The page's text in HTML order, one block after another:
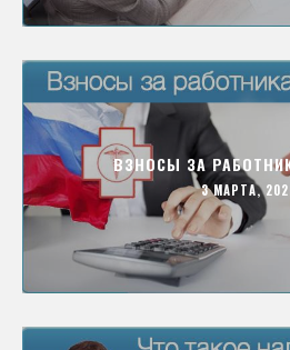
ВЗНОСЫ ЗА
3 МАРТА,